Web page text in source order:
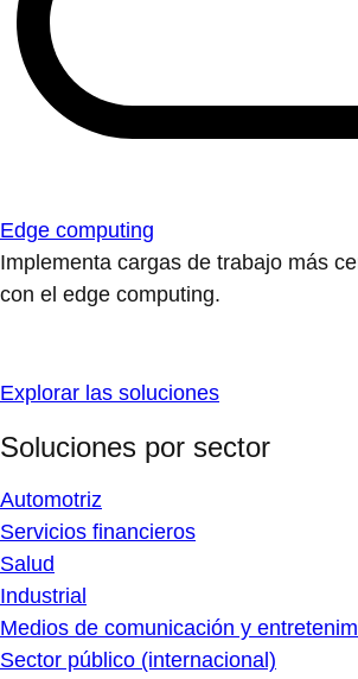
Edge computing
Implementa cargas de trabajo más
con el edge computing.
Explorar las soluciones
Soluciones por sector
Automotriz
Servicios financieros
Salud
Industrial
Medios de comunicación y
Sector público (internacional)